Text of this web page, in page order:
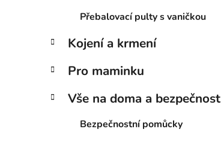
Přebalovací pulty s vaničkou
Kojení a krmení
Pro maminku
Vše na doma a bezpečnost
Bezpečnostní pomůcky